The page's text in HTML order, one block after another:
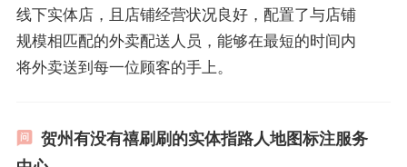
线下实体店，且店铺经营状况良好，配置了与店铺
规模相匹配的外卖配送人员，能够在最短的时间内
将外卖送到每一位顾客的手上。
贺州有没有禧刷刷的实体指路人地图标注服务